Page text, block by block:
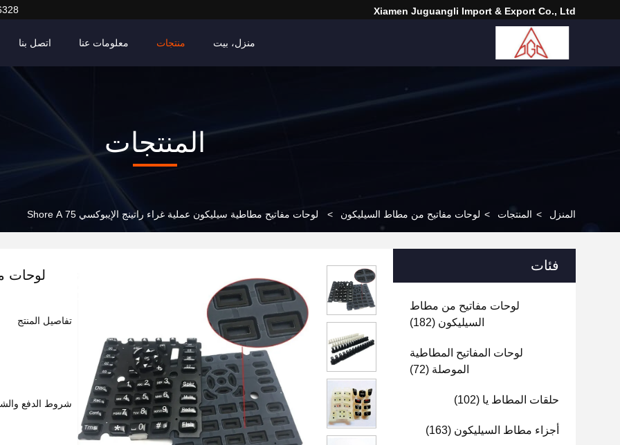
Xiamen Juguangli Import & Export Co., Ltd
منزل، بيت منتجات معلومات عنا اتصل بنا
المنتجات
المنزل > المنتجات > لوحات مفاتيح من مطاط السيليكون > لوحات مفاتيح مطاطية سيليكون عملية غراء راتينج الإيبوكسي 75 Shore A
فئات
لوحات مفاتيح من مطاط
السيليكون (182)
لوحات المفاتيح المطاطية
الموصلة (72)
حلقات المطاط يا (102)
أجزاء مطاط السيليكون (163)
لوحات
تفاصيل المنتج
شروط الدفع